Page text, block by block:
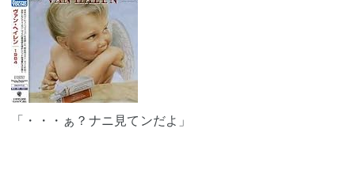
「・・・ぁ？ナニ見てンだよ」